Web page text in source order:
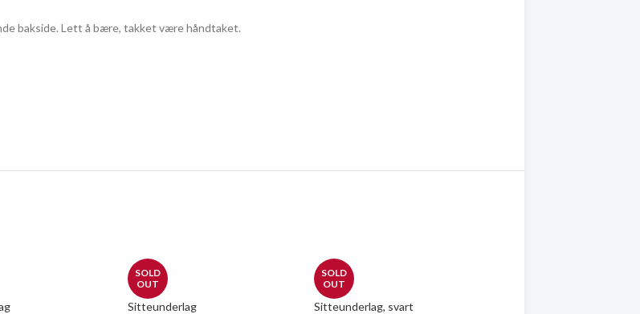
bakside. Lett å bære, takket være håndtaket.
SOLD
OUT
Sitteunderlag
SOLD
OUT
Sitteunderlag, svart